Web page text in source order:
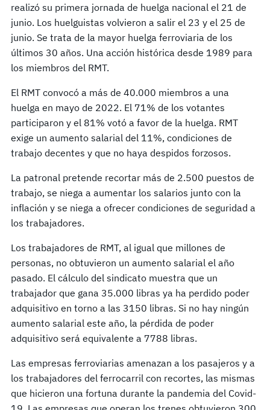
realizó su primera jornada de huelga nacional el 21 de
junio. Los huelguistas volvieron a salir el 23 y el 25 de
junio. Se trata de la mayor huelga ferroviaria de los
últimos 30 años. Una acción histórica desde 1989 para
los miembros del RMT.
El RMT convocó a más de 40.000 miembros a una
huelga en mayo de 2022. El 71% de los votantes
participaron y el 81% votó a favor de la huelga. RMT
exige un aumento salarial del 11%, condiciones de
trabajo decentes y que no haya despidos forzosos.
La patronal pretende recortar más de 2.500 puestos de
trabajo, se niega a aumentar los salarios junto con la
inflación y se niega a ofrecer condiciones de seguridad a
los trabajadores.
Los trabajadores de RMT, al igual que millones de
personas, no obtuvieron un aumento salarial el año
pasado. El cálculo del sindicato muestra que un
trabajador que gana 35.000 libras ya ha perdido poder
adquisitivo en torno a las 3150 libras. Si no hay ningún
aumento salarial este año, la pérdida de poder
adquisitivo será equivalente a 7788 libras.
Las empresas ferroviarias amenazan a los pasajeros y a
los trabajadores del ferrocarril con recortes, las mismas
que hicieron una fortuna durante la pandemia del Covid-